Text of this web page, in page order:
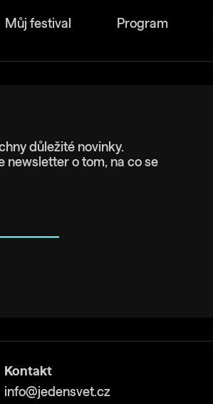
Můj festival Program
důležité novinky.
newsletter o tom, na co se
Kontakt
info@jedensvet.cz